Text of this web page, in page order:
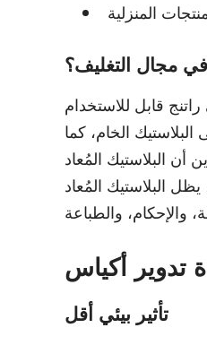
المنزلية
مجال التغليف؟
قابل للاستخدام
الخام، كما
البلاستيك المُعاد
البلاستيك المُعاد
تأثير بيئي أقل